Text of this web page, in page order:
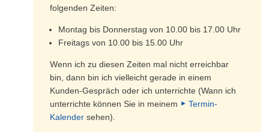
folgenden Zeiten:
Montag bis Donnerstag von 10.00 bis 17.00 Uhr
Freitags von 10.00 bis 15.00 Uhr
Wenn ich zu diesen Zeiten mal nicht erreichbar
bin, dann bin ich vielleicht gerade in einem
Kunden-Gespräch oder ich unterrichte (Wann ich
unterrichte können Sie in meinem
Termin-
Kalender sehen).